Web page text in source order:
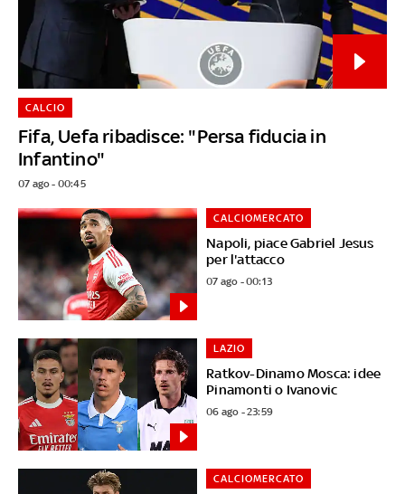
Fifa, Uefa ribadisce: "Persa fiducia in
Infantino"
CALCIO
07 ago - 00:45
Napoli, piace Gabriel Jesus
per l'attacco
CALCIOMERCATO
07 ago - 00:13
Ratkov-Dinamo Mosca: idee
Pinamonti o Ivanovic
LAZIO
06 ago - 23:59
CALCIOMERCATO